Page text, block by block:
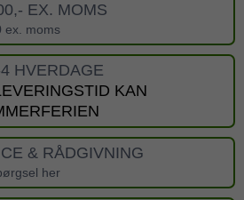
EX. MOMS
ex. moms
HVERDAGE
KAN
& RÅDGIVNING
her